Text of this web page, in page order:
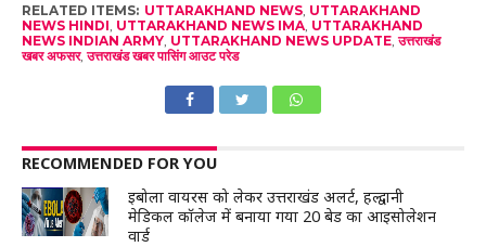
RELATED ITEMS: UTTARAKHAND NEWS, UTTARAKHAND
NEWS HINDI UTTARAKHAND NEWS IMA, UTTARAKHAND
NEWS INDIAN ARMY, UTTARAKHAND NEWS UPDATE,उत्तराखंड
खबर अफसर,उत्तराखंड खबर पासिंग आउट परेड
RECOMMENDED FOR YOU
इबोला वायरस को लेकर उत्तराखंड अलर्ट, हल्द्वानी
मेडिकल कॉलेज में बनाया गया 20 बेड का आइसोलेशन
वार्ड